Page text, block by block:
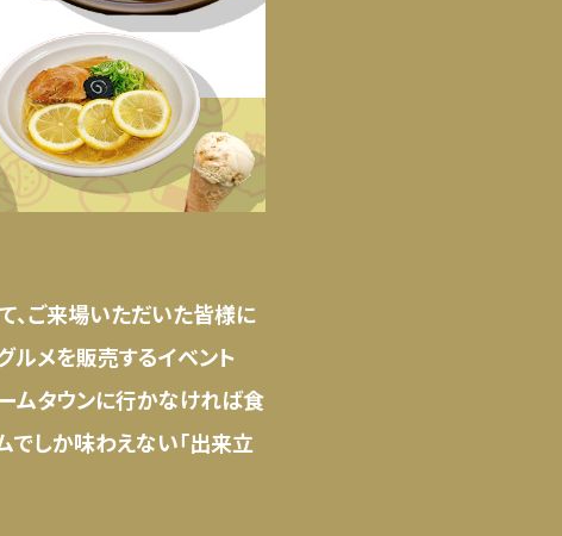
、ご来場いただいた皆様に
ルメを販売するイベント
ムタウンに行かなければ食
でしか味わえない「出来立